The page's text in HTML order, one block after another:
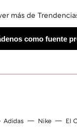
Adidas Nike El
más de
como fuente